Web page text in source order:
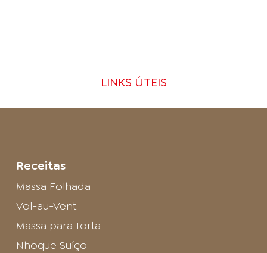
LINKS ÚTEIS
Receitas
Massa Folhada
Vol-au-Vent
Massa para Torta
Nhoque Suíço